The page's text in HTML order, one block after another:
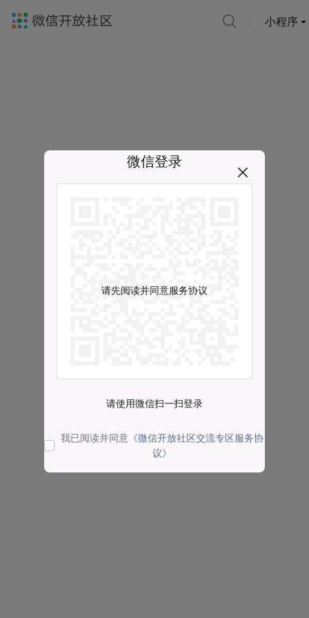
小程序
微信登录
请先阅读并同意服务协议
请使用微信扫一扫登录
我已阅读并同意 《微信开放社区交流专区服务协
议》